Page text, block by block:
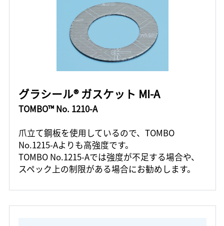
グラシール® ガスケット MI-A
TOMBO™ No. 1210-A
爪立て鋼板を使用しているので、TOMBO
No.1215-Aよりも高強度です。
TOMBO No.1215-Aでは強度が不足する場合や、
スペック上の制限がある場合にお勧めします。